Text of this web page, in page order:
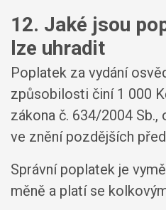
12. Jaké jsou
lze uhradit
Poplatek za vydání
způsobilosti činí 1 000
zákona č. 634/2004
ve znění pozdějších
Správní poplatek je
měně a platí se